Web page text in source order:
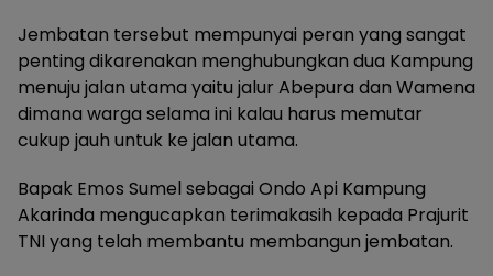
Jembatan tersebut mempunyai peran yang sangat
penting dikarenakan menghubungkan dua Kampung
menuju jalan utama yaitu jalur Abepura dan Wamena
dimana warga selama ini kalau harus memutar
cukup jauh untuk ke jalan utama.
Bapak Emos Sumel sebagai Ondo Api Kampung
Akarinda mengucapkan terimakasih kepada Prajurit
TNI yang telah membantu membangun jembatan.